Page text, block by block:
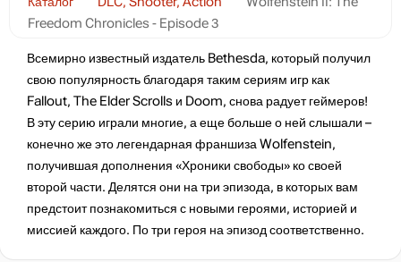
Freedom Chronicles - Episode 3
Всемирно известный издатель Bethesda, который получил
свою популярность благодаря таким сериям игр как
Fallout, The Elder Scrolls и Doom, снова радует геймеров!
В эту серию играли многие, а еще больше о ней слышали –
конечно же это легендарная франшиза Wolfenstein,
получившая дополнения «Хроники свободы» ко своей
второй части. Делятся они на три эпизода, в которых вам
предстоит познакомиться с новыми героями, историей и
миссией каждого. По три героя на эпизод соответственно.